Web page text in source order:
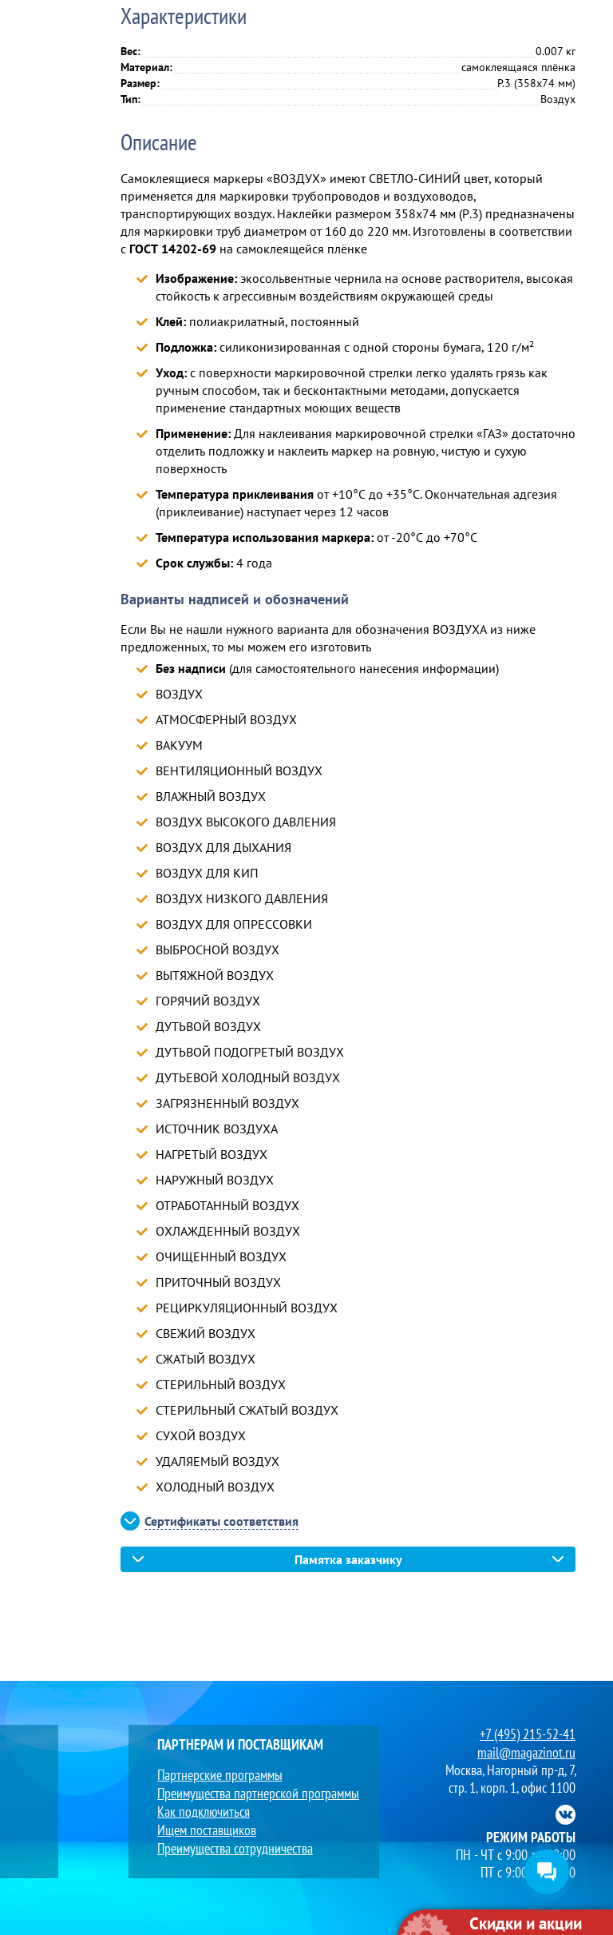
Скидки и акции
Характеристики
Вес:
0.007 кг
Материал:
самоклеящаяся плёнка
Размер:
P.3 (358х74 мм)
Тип:
Воздух
Описание
Самоклеящиеся маркеры «ВОЗДУХ» имеют СВЕТЛО-СИНИЙ цвет, который
применяется для маркировки трубопроводов и воздуховодов,
транспортирующих воздух. Наклейки размером 358х74 мм (Р.3) предназначены
для маркировки труб диаметром от 160 до 220 мм. Изготовлены в соответствии
с ГОСТ 14202-69 на самоклеящейся плёнке
Изображение: экосольвентные чернила на основе растворителя, высокая
стойкость к агрессивным воздействиям окружающей среды
Клей: полиакрилатный, постоянный
Подложка: силиконизированная с одной стороны бумага, 120 г/м²
Уход: с поверхности маркировочной стрелки легко удалять грязь как
ручным способом, так и бесконтактными методами, допускается
применение стандартных моющих веществ
Применение: Для наклеивания маркировочной стрелки «ГАЗ» достаточно
отделить подложку и наклеить маркер на ровную, чистую и сухую
поверхность
Температура приклеивания от +10°С до +35°С. Окончательная адгезия
(приклеивание) наступает через 12 часов
Температура использования маркера: от -20°С до +70°С
Срок службы: 4 года
Варианты надписей и обозначений
Если Вы не нашли нужного варианта для обозначения ВОЗДУХА из ниже
предложенных, то мы можем его изготовить
Без надписи (для самостоятельного нанесения информации)
ВОЗДУХ
АТМОСФЕРНЫЙ ВОЗДУХ
ВАКУУМ
ВЕНТИЛЯЦИОННЫЙ ВОЗДУХ
ВЛАЖНЫЙ ВОЗДУХ
ВОЗДУХ ВЫСОКОГО ДАВЛЕНИЯ
ВОЗДУХ ДЛЯ ДЫХАНИЯ
ВОЗДУХ ДЛЯ КИП
ВОЗДУХ НИЗКОГО ДАВЛЕНИЯ
ВОЗДУХ ДЛЯ ОПРЕССОВКИ
ВЫБРОСНОЙ ВОЗДУХ
ВЫТЯЖНОЙ ВОЗДУХ
ГОРЯЧИЙ ВОЗДУХ
ДУТЬВОЙ ВОЗДУХ
ДУТЬВОЙ ПОДОГРЕТЫЙ ВОЗДУХ
ДУТЬЕВОЙ ХОЛОДНЫЙ ВОЗДУХ
ЗАГРЯЗНЕННЫЙ ВОЗДУХ
ИСТОЧНИК ВОЗДУХА
НАГРЕТЫЙ ВОЗДУХ
НАРУЖНЫЙ ВОЗДУХ
ОТРАБОТАННЫЙ ВОЗДУХ
ОХЛАЖДЕННЫЙ ВОЗДУХ
ОЧИЩЕННЫЙ ВОЗДУХ
ПРИТОЧНЫЙ ВОЗДУХ
РЕЦИРКУЛЯЦИОННЫЙ ВОЗДУХ
СВЕЖИЙ ВОЗДУХ
СЖАТЫЙ ВОЗДУХ
СТЕРИЛЬНЫЙ ВОЗДУХ
СТЕРИЛЬНЫЙ СЖАТЫЙ ВОЗДУХ
СУХОЙ ВОЗДУХ
УДАЛЯЕМЫЙ ВОЗДУХ
ХОЛОДНЫЙ ВОЗДУХ
Сертификаты соответствия
Памятка заказчику
ПАРТНЕРАМ И ПОСТАВЩИКАМ
Партнерские программы
Преимущества партнерской программы
Как подключиться
Ищем поставщиков
Преимущества сотрудничества
+7 (495) 215-52-41
mail@magazinot.ru
Москва, Нагорный пр-д, 7,
стр. 1, корп. 1, офис 1100
РЕЖИМ РАБОТЫ
ПН - ЧТ с 9:00 до 18:00
ПТ с 9:00 до 17:00